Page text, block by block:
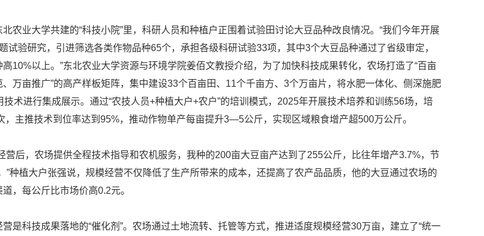
业大学共建的“科技小院”里，科研人员和种植户正围着试验田讨论大豆品种改良情况。“我们今年开展
试验研究，引进筛选各类作物品种65个，承担各级科研试验33项，其中3个大豆品种通过了省级审定，
10%以上。”东北农业大学资源与环境学院姜佰文教授介绍，为了加快科技成果转化，农场打造了“百亩
万亩推广”的高产样板矩阵，集中建设33个百亩田、11个千亩方、3个万亩片，将水肥一体化、侧深施肥
技术进行集成展示。通过“农技人员+种植大户+农户”的培训模式，2025年开展技术培养和训练56场，培
，主推技术到位率达到95%，推动作物单产每亩提升3—5公斤，实现区域粮食增产超500万公斤。
后，农场提供全程技术指导和农机服务，我种的200亩大豆亩产达到了255公斤，比往年增产3.7%，节
”种植大户张强说，规模经营不仅降低了生产所带来的成本，还提高了农产品品质，他的大豆通过农场的
，每公斤比市场价高0.2元。
科技成果落地的“催化剂”。农场通过土地流转、托管等方式，推进适度规模经营30万亩，建立了“统一